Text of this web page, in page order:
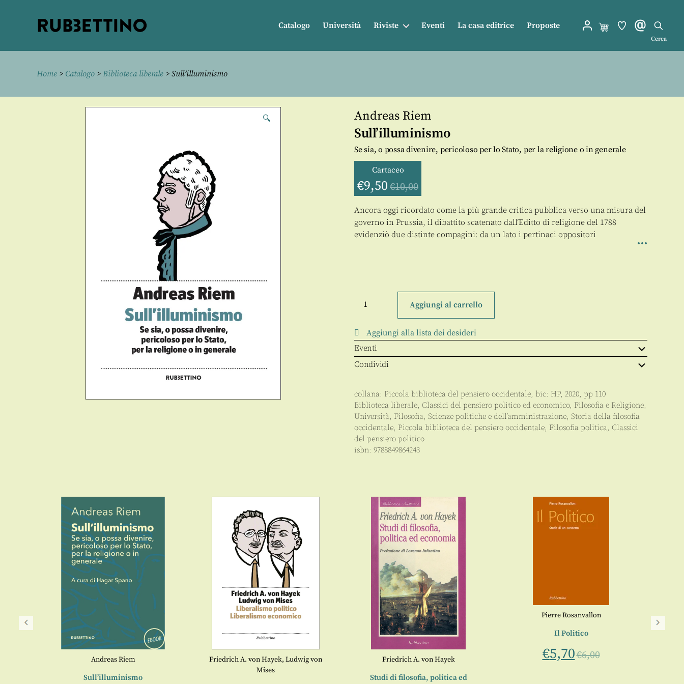
Catalogo Università Riviste Eventi La casa editrice Proposte
Cerca
Home > Catalogo > Biblioteca liberale > Sull’illuminismo
🔍 Andreas Riem
Sull’illuminismo
Se sia, o possa divenire, pericoloso per lo Stato, per la religione o in generale
Cartaceo
€9,50 €10,00
Ancora oggi ricordato come la più grande critica pubblica verso una misura del
governo in Prussia, il dibattito scatenato dall’Editto di religione del 1788
evidenziò due distinte compagini: da un lato i pertinaci oppositori
Sull’illuminismo
quantità
Aggiungi al carrello
Aggiungi alla lista dei desideri
Eventi
Condividi
collana: Piccola biblioteca del pensiero occidentale, bic: HP, 2020, pp 110
Biblioteca liberale, Classici del pensiero politico ed economico, Filosofia e Religione,
Università, Filosofia, Scienze politiche e dell’amministrazione, Storia della filosofia
occidentale, Piccola biblioteca del pensiero occidentale, Filosofia politica, Classici
del pensiero politico
isbn: 9788849864243
Andreas Riem
Sull’illuminismo
Friedrich A. von Hayek, Ludwig von
Mises
Friedrich A. von Hayek
Studi di filosofia, politica ed
Pierre Rosanvallon
Il Politico
€5,70€6,00